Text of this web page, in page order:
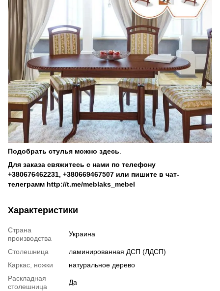
Подобрать стулья можно здесь
Для заказа свяжитесь с нами по телефону
+380676462231, +380669467507 или пишите в чат-
телеграмм http://t.me/meblaks_mebel
Характеристики
Страна
производства
Украина
Столешница
ламинированная ДСП (ЛДСП)
Каркас, ножки
натуральное дерево
Раскладная
столешница
Да